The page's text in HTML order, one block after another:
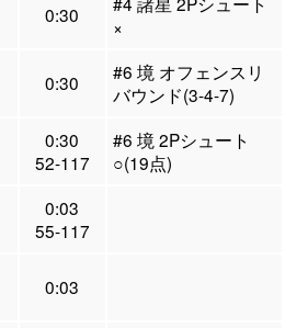
0:30
×
0:30
#6 境 オフェンスリ
バウンド(3-4-7)
0:30
52-117
#6 境 2Pシュート
○(19点)
0:03
55-117
0:03